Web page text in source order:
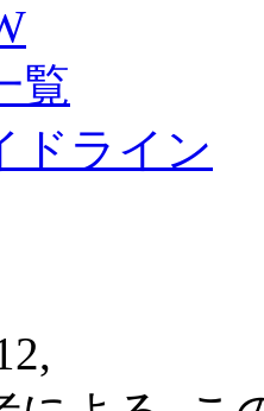
覧
ドライン